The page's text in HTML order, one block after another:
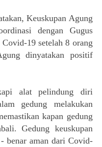
Keuskupan Agung
dengan Gugus
Covid-19 setelah 8 orang
dinyatakan positif
alat pelindung diri
gedung melakukan
kapan gedung
Gedung keuskupan
benar aman dari Covid-